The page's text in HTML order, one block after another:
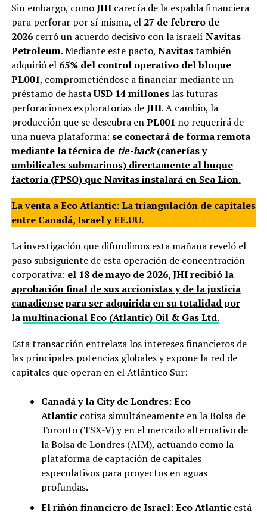
Sin embargo, comoJHIcarecía de la espalda financiera
para perforar por sí misma, el 27 de febrero de
2026cerró un acuerdo decisivo con la israelí Navitas
Petroleum. Mediante este pacto, Navitastambién
adquirió el 65% del control operativo del bloque
PL001, comprometiéndose a financiar mediante un
préstamo de hastaUSD 14 milloneslas futuras
perforaciones exploratorias deJHI. A cambio, la
producción que se descubra enPL001 no requerirá de
una nueva plataforma: se conectará de forma remota
mediante la técnica de tie-back(cañerías y
umbilicales submarinos) directamente al buque
factoría (FPSO) que Navitas instalará en Sea Lion.
La venta a Eco Atlantic: La triangulación de capitales
entre Canadá, Israel y EE.UU.
La investigación que difundimos esta mañana reveló el
paso subsiguiente de esta operación de concentración
corporativa: el 18 de mayo de 2026, JHI recibió la
aprobación final de sus accionistas y de la justicia
canadiense para ser adquirida en su totalidad por
lamultinacional Eco (Atlantic) Oil & Gas Ltd.
Esta transacción entrelaza los intereses financieros de
las principales potencias globales y expone la red de
capitales que operan en el Atlántico Sur:
Canadá y la City de Londres:Eco
Atlanticcotiza simultáneamente en la Bolsa de
Toronto (TSX-V) y en el mercado alternativo de
la Bolsa de Londres (AIM), actuando como la
plataforma de captación de capitales
especulativos para proyectos en aguas
profundas.
El riñón financiero de Israel:Eco Atlanticestá